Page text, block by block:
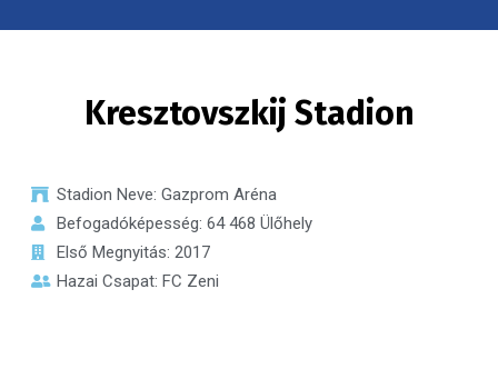
Kresztovszkij Stadion
Stadion Neve: Gazprom Aréna
Befogadóképesség: 64 468 Ülőhely
Első Megnyitás: 2017
Hazai Csapat: FC Zeni